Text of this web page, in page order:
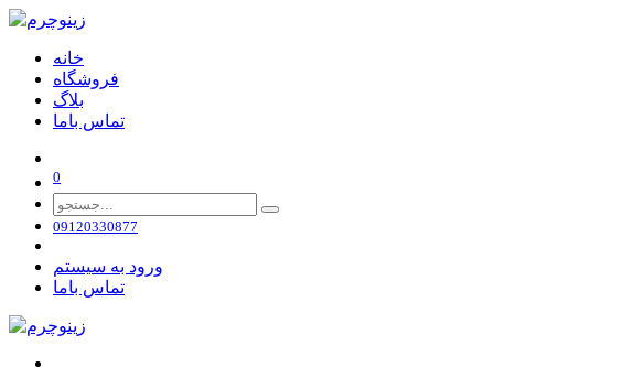
خانه
فروشگاه
بلاگ
تماس باما
0
09120330877
ورود به سیستم
تماس باما